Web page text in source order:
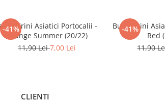
-41%Crini Asiatici Portocalii -
Orange Summer (20/22)
11,90 Lei7,00 Lei
-41%
Bulbi Crini
Red
11,90
CLIENTI